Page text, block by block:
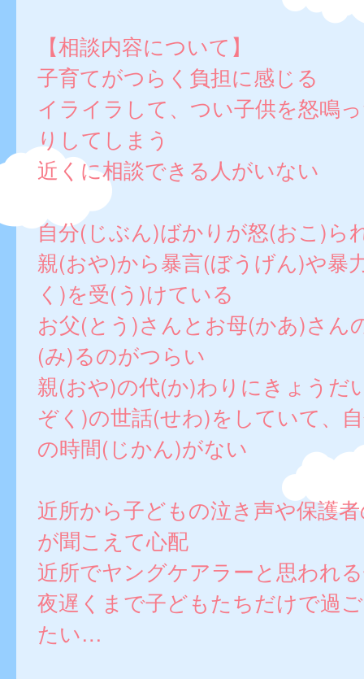
【相談内容について】
子育てがつらく負担に感じる
イライラして、つい子供を怒鳴
りしてしまう
近くに相談できる人がいない
自分(じぶん)ばかりが怒(おこ)ら
親(おや)から暴言(ぼうげん)や暴
く)を受(う)けている
お父(とう)さんとお母(かあ)さん
(み)るのがつらい
親(おや)の代(か)わりにきょうだ
ぞく)の世話(せわ)をしていて、
の時間(じかん)がない
近所から子どもの泣き声や保護
が聞こえて心配
近所でヤングケアラーと思われ
夜遅くまで子どもたちだけで過
たい…